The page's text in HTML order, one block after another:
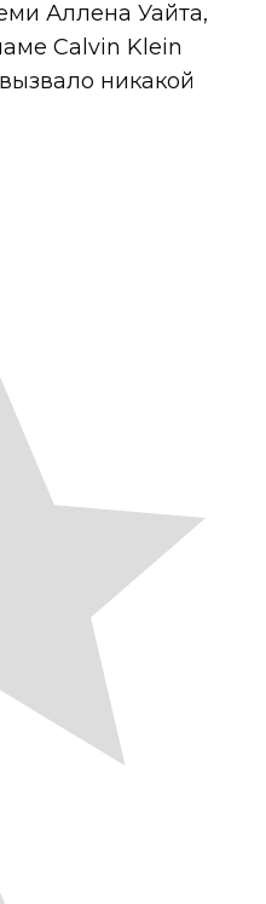
Аллена Уайта,
Calvin Klein
никакой